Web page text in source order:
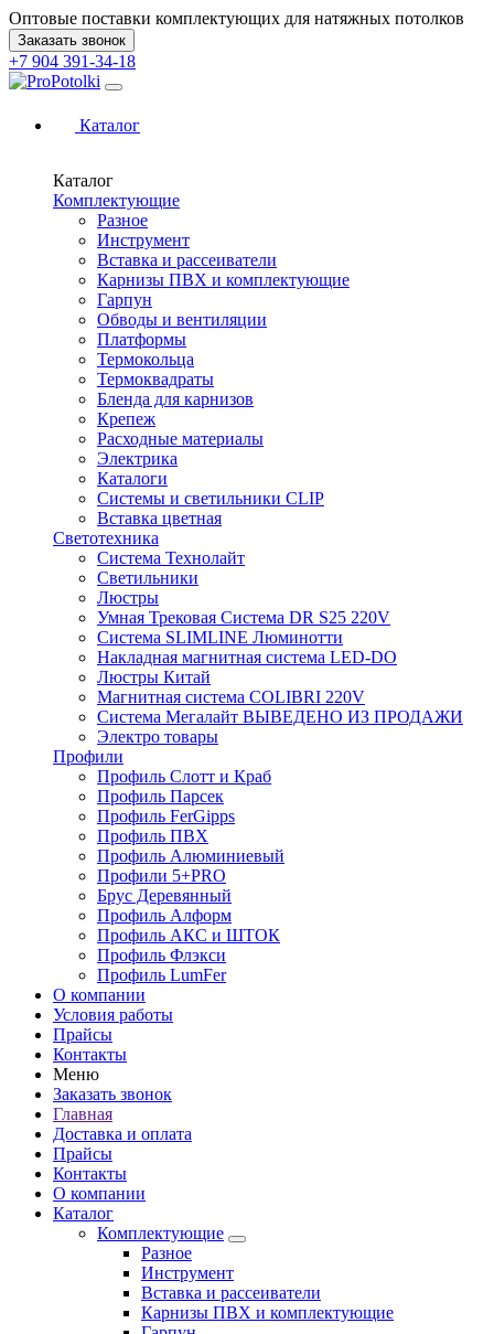
Оптовые поставки комплектующих для натяжных потолков
Заказать звонок
+7 904 391-34-18
Каталог
Каталог
Комплектующие
Разное
Инструмент
Вставка и рассеиватели
Карнизы ПВХ и комплектующие
Гарпун
Обводы и вентиляции
Платформы
Термокольца
Термоквадраты
Бленда для карнизов
Крепеж
Расходные материалы
Электрика
Каталоги
Системы и светильники CLIP
Вставка цветная
Светотехника
Система Технолайт
Светильники
Люстры
Умная Трековая Система DR S25 220V
Система SLIMLINE Люминотти
Накладная магнитная система LED-DO
Люстры Китай
Магнитная система COLIBRI 220V
Система Мегалайт ВЫВЕДЕНО ИЗ ПРОДАЖИ
Электро товары
Профили
Профиль Слотт и Краб
Профиль Парсек
Профиль FerGipps
Профиль ПВХ
Профиль Алюминиевый
Профили 5+PRO
Брус Деревянный
Профиль Алформ
Профиль АКС и ШТОК
Профиль Флэкси
Профиль LumFer
О компании
Условия работы
Прайсы
Контакты
Меню
Заказать звонок
Главная
Доставка и оплата
Прайсы
Контакты
О компании
Каталог
Комплектующие
Разное
Инструмент
Вставка и рассеиватели
Карнизы ПВХ и комплектующие